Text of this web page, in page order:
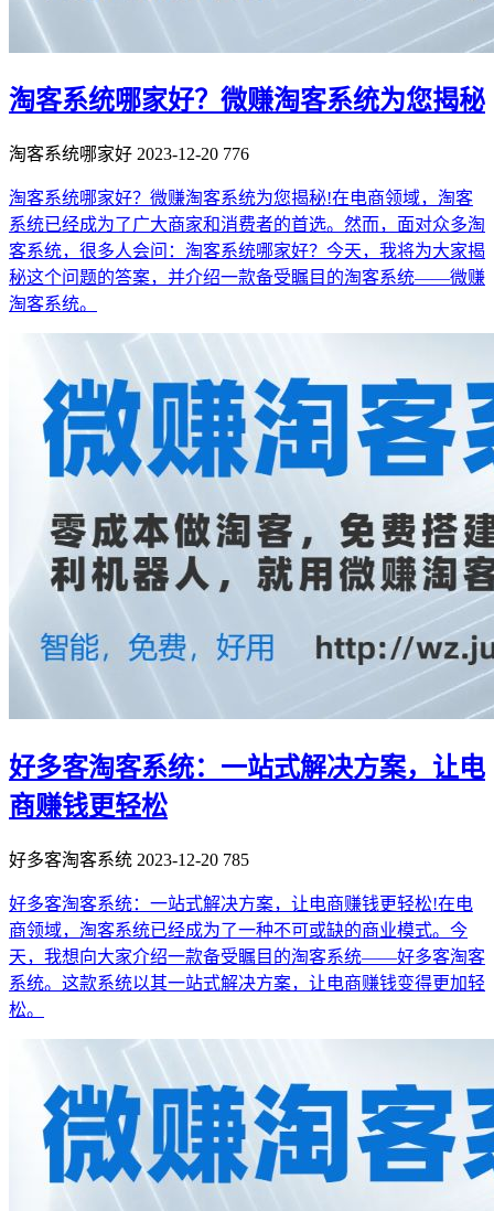
淘客系统哪家好？微赚淘客系统为您揭秘
淘客系统哪家好 2023-12-20 776
淘客系统哪家好？微赚淘客系统为您揭秘!在电商领域，淘客
系统已经成为了广大商家和消费者的首选。然而，面对众多淘
客系统，很多人会问：淘客系统哪家好？今天，我将为大家揭
秘这个问题的答案，并介绍一款备受瞩目的淘客系统——微赚
淘客系统。
好多客淘客系统：一站式解决方案，让电
商赚钱更轻松
好多客淘客系统 2023-12-20 785
好多客淘客系统：一站式解决方案，让电商赚钱更轻松!在电
商领域，淘客系统已经成为了一种不可或缺的商业模式。今
天，我想向大家介绍一款备受瞩目的淘客系统——好多客淘客
系统。这款系统以其一站式解决方案，让电商赚钱变得更加轻
松。